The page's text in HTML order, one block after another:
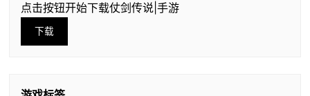
点击按钮开始下载仗剑传说|手游
下载